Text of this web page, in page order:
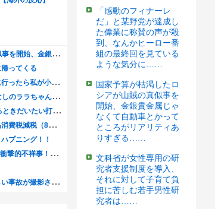
「感動のフィナーレ
だ」と某野党が達成し
た偉業に称賛の声が殺
到、なんかヒーロー番
組の最終回を見ている
ような気分に……
国家予算が枯渇したロ
シアが山賊の真似事を
開始、金銀貴金属じゃ
なくて自動車とかって
ところがリアリティあ
りすぎる……
文科省が女性専用の研
究者支援制度を導入、
それに対して子育て負
担に苦しむ若手男性研
究者は……